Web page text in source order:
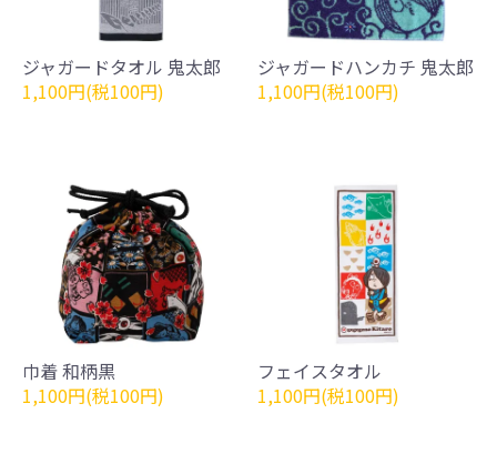
ジャガードタオル 鬼太郎
1,100円(税100円)
ジャガードハンカチ 鬼太郎
1,100円(税100円)
巾着 和柄黒
1,100円(税100円)
フェイスタオル
1,100円(税100円)